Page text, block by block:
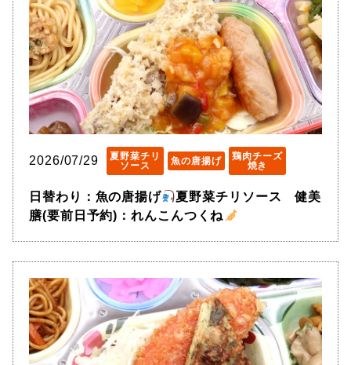
2026/07/29
夏野菜チリ
ソース
魚の唐揚げ
鶏肉チーズ
焼き
日替わり：魚の唐揚げ
夏野菜チリソース 健美
膳(要前日予約)：れんこんつくね